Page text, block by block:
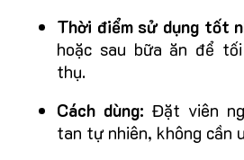
Thời điểm sử dụng tốt
hoặc sau bữa ăn để
thụ.
Cách dùng: Đặt viên
tan tự nhiên, không cần